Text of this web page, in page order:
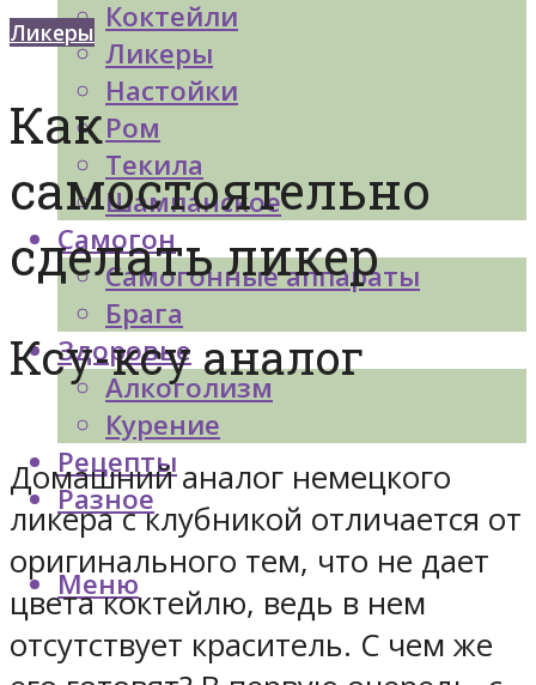
Коктейли
Ликеры
Настойки
Ром
Текила
Шампанское
Самогон
Самогонные аппараты
Брага
Здоровье
Алкоголизм
Курение
Рецепты
Разное
Меню
Ликеры
Как
самостоятельно
сделать ликер
Ксу-ксу аналог
Домашний аналог немецкого
ликера с клубникой отличается от
оригинального тем, что не дает
цвета коктейлю, ведь в нем
отсутствует краситель. С чем же